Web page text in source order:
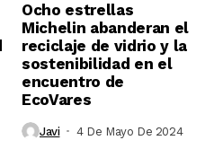
Ocho estrellas
Michelin abanderan el
reciclaje de vidrio y la
sostenibilidad en el
encuentro de
EcoVares
Javi 4 De Mayo De 2024